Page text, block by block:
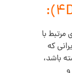
با
که
باشد،